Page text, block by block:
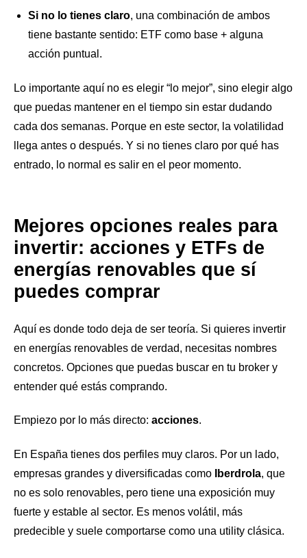
Si no lo tienes claro, una combinación de ambos
tiene bastante sentido: ETF como base + alguna
acción puntual.
Lo importante aquí no es elegir “lo mejor”, sino elegir algo
que puedas mantener en el tiempo sin estar dudando
cada dos semanas. Porque en este sector, la volatilidad
llega antes o después. Y si no tienes claro por qué has
entrado, lo normal es salir en el peor momento.
Mejores opciones reales para
invertir: acciones y ETFs de
energías renovables que sí
puedes comprar
Aquí es donde todo deja de ser teoría. Si quieres invertir
en energías renovables de verdad, necesitas nombres
concretos. Opciones que puedas buscar en tu broker y
entender qué estás comprando.
Empiezo por lo más directo: acciones.
En España tienes dos perfiles muy claros. Por un lado,
empresas grandes y diversificadas como
Iberdrola, que
no es solo renovables, pero tiene una exposición muy
fuerte y estable al sector. Es menos volátil, más
predecible y suele comportarse como una utility clásica.